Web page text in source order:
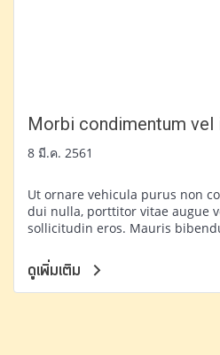
Morbi condimentum vel
8 มี.ค. 2561
Ut ornare vehicula purus non
dui nulla, porttitor vitae augue
sollicitudin eros. Mauris
ดูเพิ่มเติม